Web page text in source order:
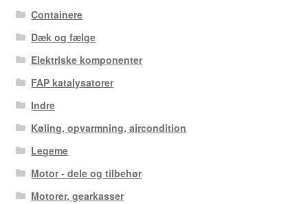
Containere
Dæk og fælge
Elektriske komponenter
FAP katalysatorer
Indre
Køling, opvarmning, aircondition
Legeme
Motor - dele og tilbehør
Motorer, gearkasser